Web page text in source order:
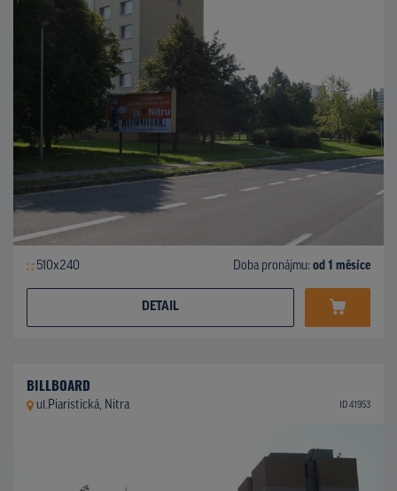
510x240 Doba pronájmu: od 1 měsíce
DETAIL
BILLBOARD
ul.Piaristická, Nitra ID 41953